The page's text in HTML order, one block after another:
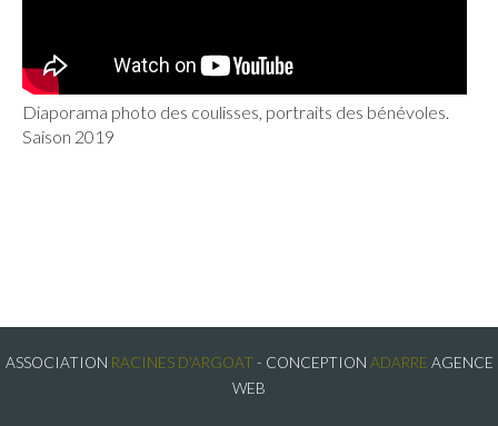
Diaporama photo des coulisses, portraits des bénévoles.
Saison 2019
ASSOCIATION RACINES D'ARGOAT - CONCEPTION ADARRE AGENCE
WEB